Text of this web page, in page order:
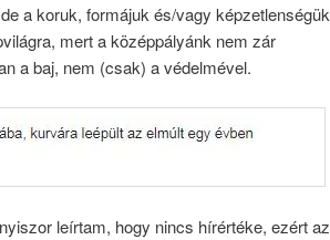
a koruk, formájuk és/vagy képzetlenségük
mert a középpályánk nem zár
a baj, nem (csak) a védelmével.
leírtam, hogy nincs hírértéke, ezért az